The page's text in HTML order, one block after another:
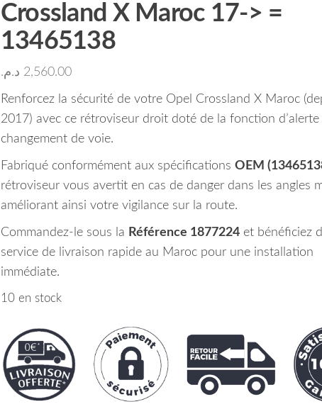
Crossland X Maroc 17-> =
13465138
2,560.00 د.م.
Renforcez la sécurité de votre Opel Crossland X Maroc
2017) avec ce rétroviseur droit doté de la fonction d’alerte
changement de voie.
Fabriqué conformément aux spécifications OEM
rétroviseur vous avertit en cas de danger dans les angles
améliorant ainsi votre vigilance sur la route.
Commandez-le sous la Référence 1877224et bénéficiez
service de livraison rapide au Maroc pour une installation
immédiate.
10 en stock